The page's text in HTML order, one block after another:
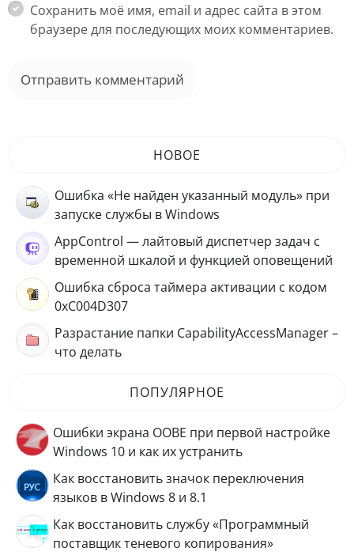
Сохранить моё имя, email и адрес сайта в этом
браузере для последующих моих комментариев.
НОВОЕ
Ошибка «Не найден указанный модуль» при
запуске службы в Windows
AppControl — лайтовый диспетчер задач с
временной шкалой и функцией оповещений
Ошибка сброса таймера активации с кодом
0xC004D307
Разрастание папки CapabilityAccessManager –
что делать
ПОПУЛЯРНОЕ
Ошибки экрана OOBE при первой настройке
Windows 10 и как их устранить
Как восстановить значок переключения
языков в Windows 8 и 8.1
Как восстановить службу «Программный
поставщик теневого копирования»